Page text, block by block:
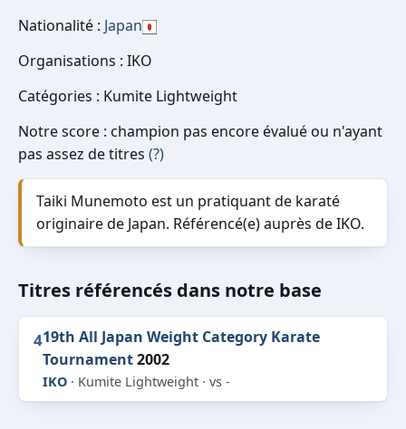
Nationalité : Japan
Organisations : IKO
Catégories : Kumite Lightweight
Notre score : champion pas encore évalué ou n'ayant
pas assez de titres (?)
Taiki Munemoto est un pratiquant de karaté
originaire de Japan. Référencé(e) auprès de IKO.
Titres référencés dans notre base
419th All Japan Weight Category Karate
Tournament2002
IKO · Kumite Lightweight · vs -